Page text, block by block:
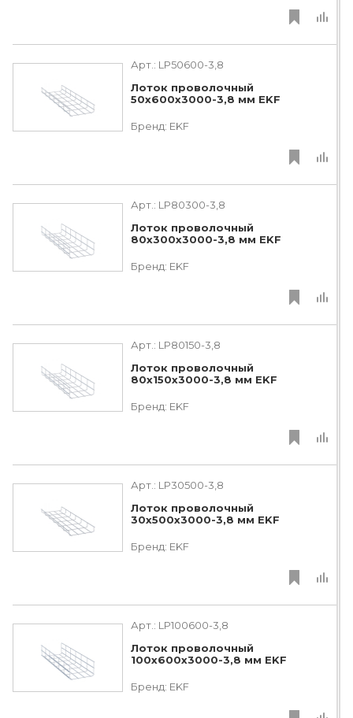
Арт.: LP50600-3,8
Лоток проволочный
50х600х3000-3,8 мм EKF
Бренд: EKF
Арт.: LP80300-3,8
Лоток проволочный
80х300х3000-3,8 мм EKF
Бренд: EKF
Арт.: LP80150-3,8
Лоток проволочный
80х150х3000-3,8 мм EKF
Бренд: EKF
Арт.: LP30500-3,8
Лоток проволочный
30х500х3000-3,8 мм EKF
Бренд: EKF
Арт.: LP100600-3,8
Лоток проволочный
100х600х3000-3,8 мм EKF
Бренд: EKF